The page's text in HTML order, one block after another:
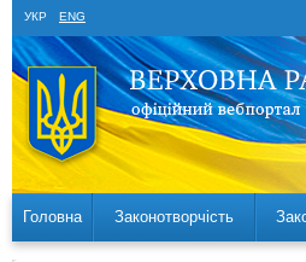
УКР ENG
Головна Законотворчість